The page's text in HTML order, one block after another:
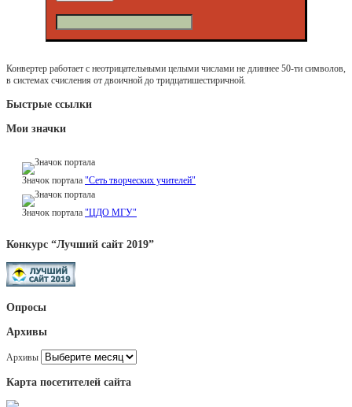
Конвертер работает с неотрицательными целыми числами не длиннее 50-ти символов,
в системах счисления от двоичной до тридцатишестиричной.
Быстрые ссылки
Мои значки
Значок портала "Сеть творческих учителей"
Значок портала "ЦДО МГУ"
Конкурс “Лучший сайт 2019”
Опросы
Архивы
Архивы
Карта посетителей сайта